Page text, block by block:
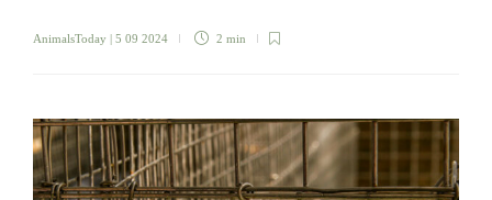
AnimalsToday | 5 09 2024 2 min